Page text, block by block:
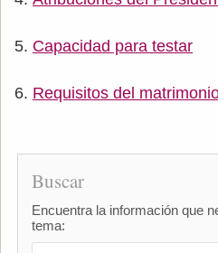
Capacidad para testar
Requisitos del
Buscar
Encuentra la información que
tema: